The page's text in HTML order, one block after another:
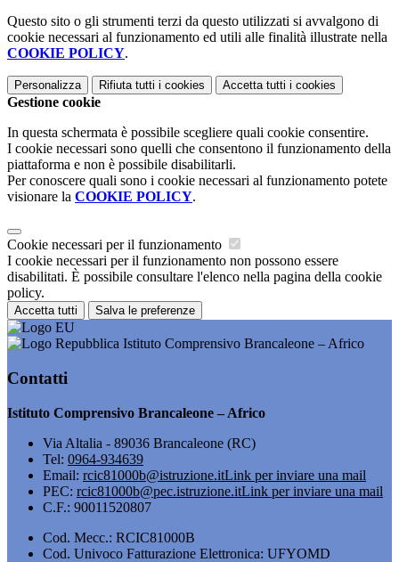
Questo sito o gli strumenti terzi da questo utilizzati si avvalgono di
cookie necessari al funzionamento ed utili alle finalità illustrate nella
COOKIE POLICY.
Personalizza Rifiuta tutti i cookies Accetta tutti i cookies
Gestione cookie
In questa schermata è possibile scegliere quali cookie consentire.
I cookie necessari sono quelli che consentono il funzionamento della
piattaforma e non è possibile disabilitarli.
Per conoscere quali sono i cookie necessari al funzionamento potete
visionare la COOKIE POLICY.
Cookie necessari per il funzionamento
I cookie necessari per il funzionamento non possono essere
disabilitati. È possibile consultare l'elenco nella pagina della cookie
policy.
Accetta tutti Salva le preferenze
Istituto Comprensivo Brancaleone – Africo
Contatti
Istituto Comprensivo Brancaleone – Africo
Via Altalia - 89036 Brancaleone (RC)
Tel: 0964-934639
Email: rcic81000b@istruzione.itLink per inviare una mail
PEC: rcic81000b@pec.istruzione.itLink per inviare una mail
C.F.: 90011520807
Cod. Mecc.: RCIC81000B
Cod. Univoco Fatturazione Elettronica: UFYOMD